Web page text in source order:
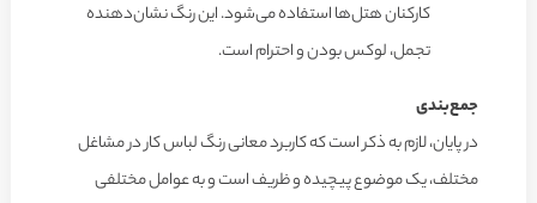
کارکنان هتل‌ها استفاده می‌شود. این رنگ نشان‌دهنده
تجمل، لوکس بودن و احترام است.
جمع‌بندی
در پایان، لازم به ذکر است که کاربرد معانی رنگ لباس کار در مشاغل
مختلف، یک موضوع پیچیده و ظریف است و به عوامل مختلفی